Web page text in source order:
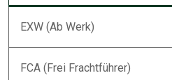
EXW (Ab Werk)
FCA (Frei Frachtführer)